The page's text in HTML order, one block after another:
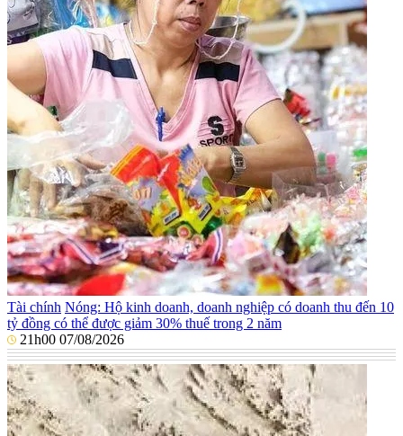
Tài chính Nóng: Hộ kinh doanh, doanh nghiệp có doanh thu đến 10
tỷ đồng có thể được giảm 30% thuế trong 2 năm
21h00 07/08/2026